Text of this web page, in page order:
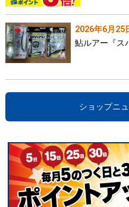
2026年6月25
鮎ルアー『ス
ショップニ